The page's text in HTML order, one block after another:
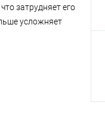
затрудняет его
усложняет